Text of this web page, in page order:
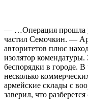
— …Операция прошла
частил Семочкин. —
авторитетов плюс
изолятор
беспорядки в городе. В
несколько
армейские склады с
заверил, что